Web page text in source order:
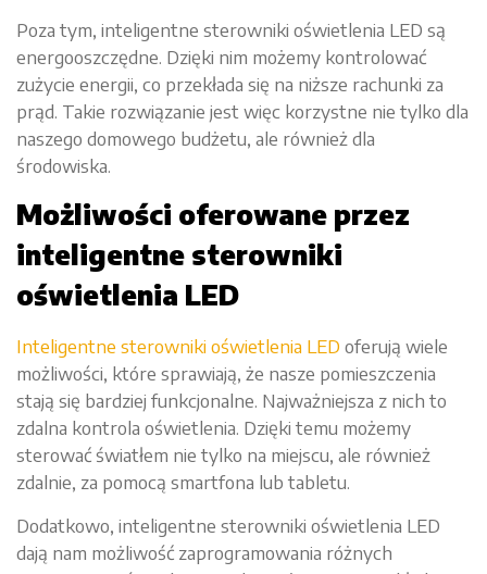
Poza tym, inteligentne sterowniki oświetlenia LED są
energooszczędne. Dzięki nim możemy kontrolować
zużycie energii, co przekłada się na niższe rachunki za
prąd. Takie rozwiązanie jest więc korzystne nie tylko dla
naszego domowego budżetu, ale również dla
środowiska.
Możliwości oferowane przez
inteligentne sterowniki
oświetlenia LED
Inteligentne sterowniki oświetlenia LED oferują wiele
możliwości, które sprawiają, że nasze pomieszczenia
stają się bardziej funkcjonalne. Najważniejsza z nich to
zdalna kontrola oświetlenia. Dzięki temu możemy
sterować światłem nie tylko na miejscu, ale również
zdalnie, za pomocą smartfona lub tabletu.
Dodatkowo, inteligentne sterowniki oświetlenia LED
dają nam możliwość zaprogramowania różnych